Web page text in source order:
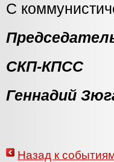
С
СКП-КПСС
Геннадий
Назад к